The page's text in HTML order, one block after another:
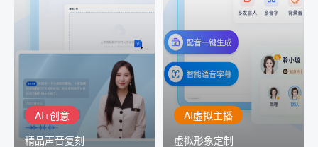
AI+创意
精品声音复刻
精品声音复刻
AI+创意：AIGC 能力集中
展示窗口，体验 AIGC 给
生活和生产带来的改变
AI虚拟主播
虚拟形象定制
讯飞智作：让每一个内容
创作者高效生产灵活定制